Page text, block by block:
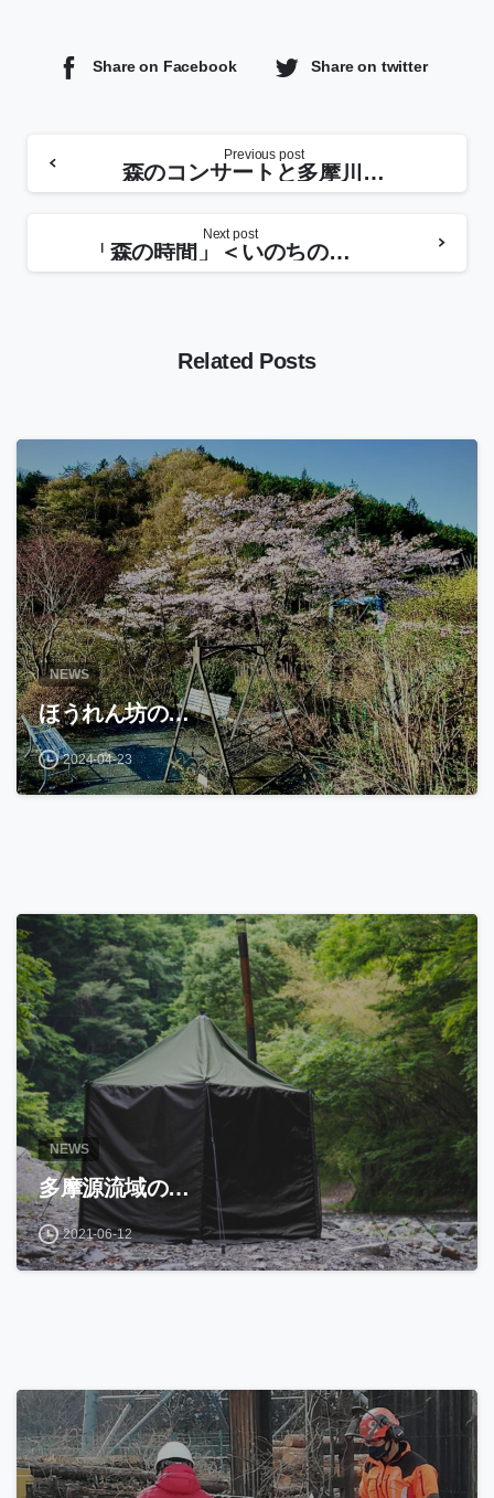
Share on Facebook Share on twitter
Previous post
森のコンサートと多摩川源流トレイルラン応援ツアー2011
Next post
「森の時間」＜いのちのとき＞②トレイルラン応援
Related Posts
NEWS
ほうれん坊の…
2024-04-23
NEWS
多摩源流域の…
2021-06-12